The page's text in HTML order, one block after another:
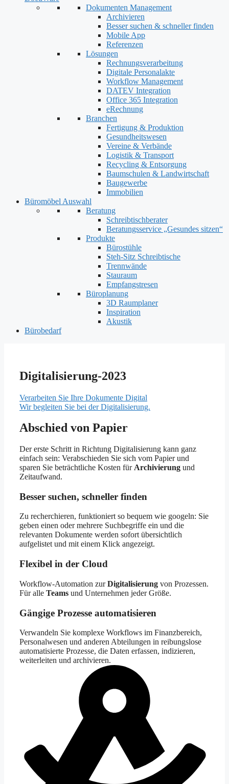
Dokumenten Management
Archivieren
Besser suchen & schneller finden
Mobile App
Referenzen
Lösungen
Rechnungsverarbeitung
Digitale Personalakte
Workflow Management
DATEV Integration
Office 365 Integration
eRechnung
Branchen
Fertigung & Produktion
Gesundheitswesen
Vereine & Verbände
Logistik & Transport
Recycling & Entsorgung
Baumschulen & Landwirtschaft
Baugewerbe
Immobilien
Büromöbel Auswahl
Beratung
Schreibtischberater
Beratungsservice „Gesundes sitzen“
Produkte
Bürostühle
Steh-Sitz Schreibtische
Trennwände
Stauraum
Empfangstresen
Büroplanung
3D Raumplaner
Inspiration
Akustik
Bürobedarf
Digitalisierung-2023
Verarbeiten Sie Ihre Dokumente Digital
Wir begleiten Sie bei der Digitalisierung.
Abschied von Papier
Der erste Schritt in Richtung Digitalisierung kann ganz
einfach sein: Verabschieden Sie sich vom Papier und
sparen Sie beträchtliche Kosten für Archivierung und
Zeitaufwand.
Besser suchen, schneller finden
Zu recherchieren, funktioniert so bequem wie googeln: Sie
geben einen oder mehrere Suchbegriffe ein und die
relevanten Dokumente werden sofort übersichtlich
aufgelistet und mit einem Klick angezeigt.
Flexibel in der Cloud
Workflow-Automation zurDigitalisierung von Prozessen.
Für alle Teams und Unternehmen jeder Größe.
Gängige Prozesse automatisieren
Verwandeln Sie komplexe Workflows im Finanzbereich,
Personalwesen und anderen Abteilungen in reibungslose
automatisierte Prozesse, die Daten erfassen, indizieren,
weiterleiten und archivieren.